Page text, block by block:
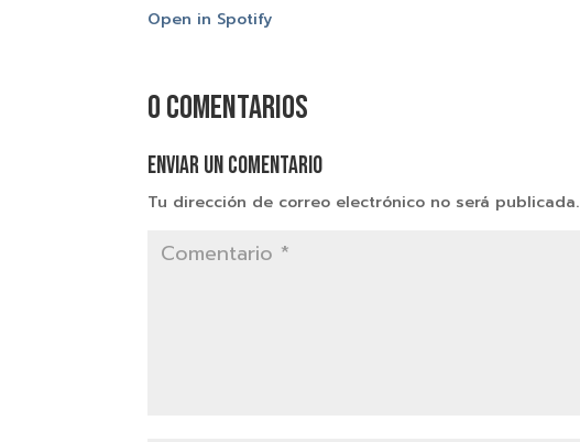
Open in Spotify
0 comentarios
Enviar un comentario
Tu dirección de correo electrónico no será publicada.